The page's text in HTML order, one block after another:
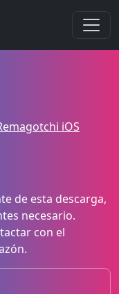
iOS
de esta descarga,
necesario.
con el